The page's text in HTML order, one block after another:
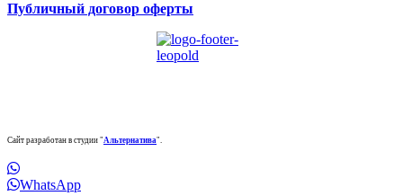
Публичный договор оферты
Сайт разработан в студии "Альтернатива".
WhatsApp